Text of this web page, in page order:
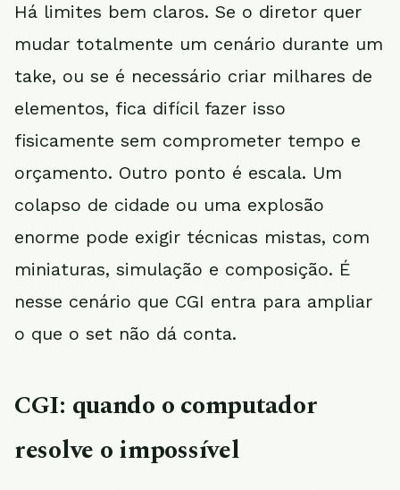
Há limites bem claros. Se o diretor quer
mudar totalmente um cenário durante um
take, ou se é necessário criar milhares de
elementos, fica difícil fazer isso
fisicamente sem comprometer tempo e
orçamento. Outro ponto é escala. Um
colapso de cidade ou uma explosão
enorme pode exigir técnicas mistas, com
miniaturas, simulação e composição. É
nesse cenário que CGI entra para ampliar
o que o set não dá conta.
CGI: quando o computador
resolve o impossível